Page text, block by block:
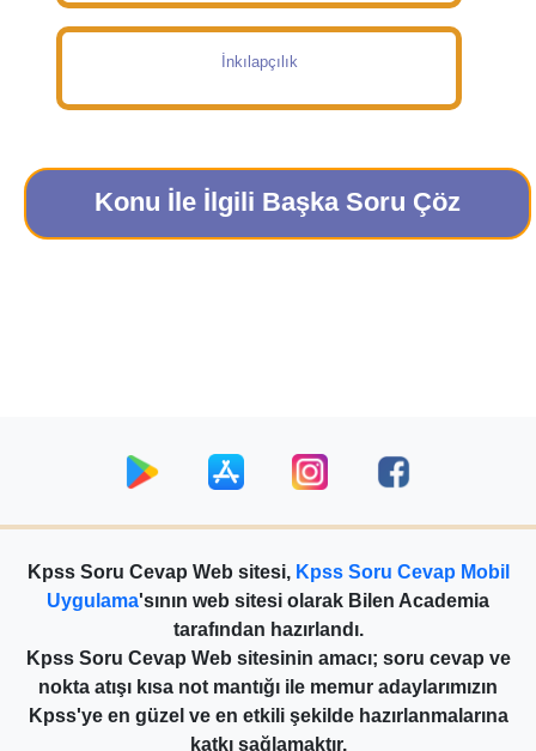
İnkılapçılık
Konu İle İlgili Başka Soru Çöz
Kpss Soru Cevap Web sitesi, Kpss Soru Cevap Mobil
Uygulama'sının web sitesi olarak Bilen Academia
tarafından hazırlandı.
Kpss Soru Cevap Web sitesinin amacı; soru cevap ve
nokta atışı kısa not mantığı ile memur adaylarımızın
Kpss'ye en güzel ve en etkili şekilde hazırlanmalarına
katkı sağlamaktır.